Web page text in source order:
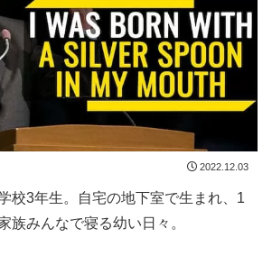
2022.12.03
校3年生。自宅の地下室で生まれ、1
族みんなで寝る幼い日々。